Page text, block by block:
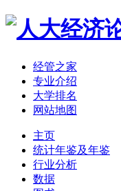
经管之家
专业介绍
大学排名
网站地图
主页
统计年鉴及年鉴
行业分析
数据